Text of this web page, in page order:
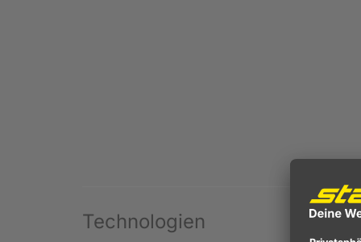
Technologien